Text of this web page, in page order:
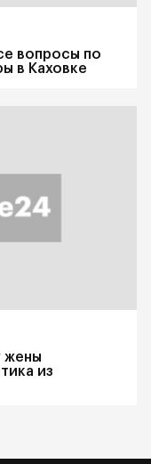
вопросы по
в Каховке
жены
из